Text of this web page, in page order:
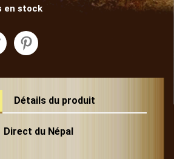
en stock
Détails du produit
Direct du Népal